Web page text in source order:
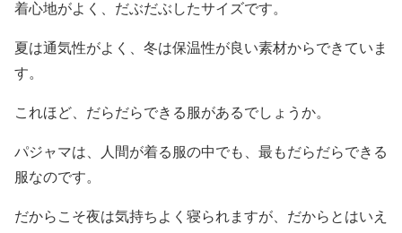
着心地がよく、だぶだぶしたサイズです。
夏は通気性がよく、冬は保温性が良い素材からできていま
す。
これほど、だらだらできる服があるでしょうか。
パジャマは、人間が着る服の中でも、最もだらだらできる
服なのです。
だからこそ夜は気持ちよく寝られますが、だからとはいえ